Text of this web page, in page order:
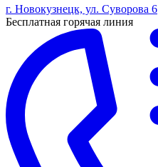
г. Новокузнецк, ул. Суворова 6
Бесплатная горячая линия